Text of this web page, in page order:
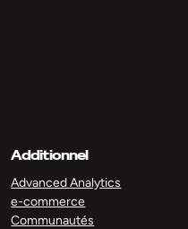
Additionnel
Advanced Analytics
e-commerce
Communautés